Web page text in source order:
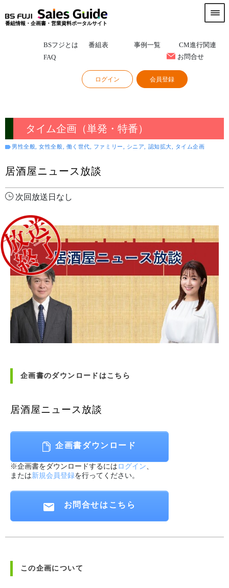
番組情報・企画書・営業資料ポータルサイト
BSフジとは 番組表 事例一覧
CM進行関連
FAQ
お問合せ
ログイン 会員登録
タイム企画（単発・特番）
男性全般, 女性全般, 働く世代, ファミリー, シニア, 認知拡大, タイム企画
居酒屋ニュース放談
次回放送日なし
企画書のダウンロードはこちら
居酒屋ニュース放談
企画書ダウンロード
※企画書をダウンロードするには ログイン
または新規会員登録を行ってください。
お問合せはこちら
この企画について